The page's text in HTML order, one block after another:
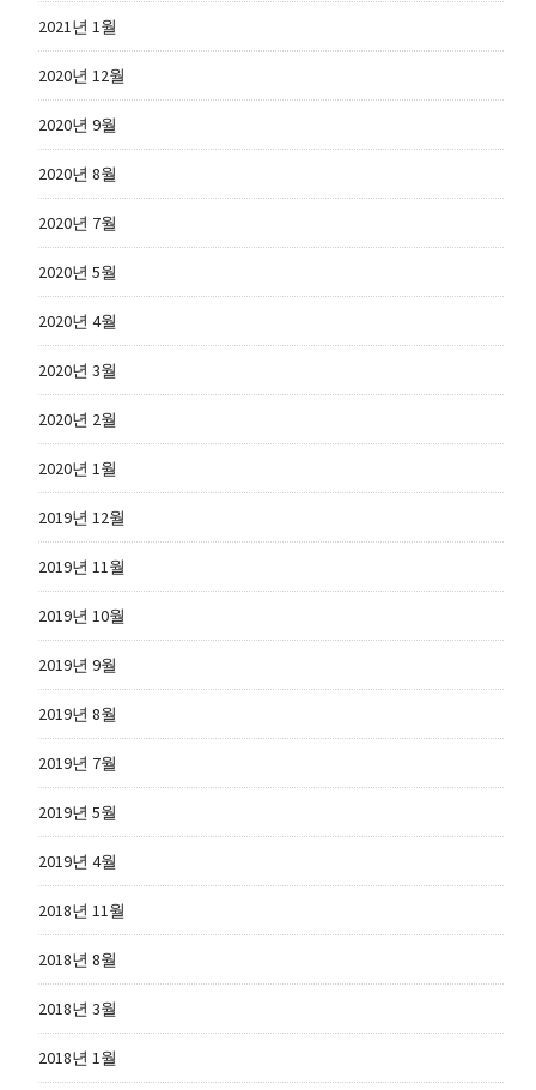
2021년 1월
2020년 12월
2020년 9월
2020년 8월
2020년 7월
2020년 5월
2020년 4월
2020년 3월
2020년 2월
2020년 1월
2019년 12월
2019년 11월
2019년 10월
2019년 9월
2019년 8월
2019년 7월
2019년 5월
2019년 4월
2018년 11월
2018년 8월
2018년 3월
2018년 1월